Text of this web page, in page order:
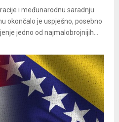
i međunarodnu saradnju
okončalo je uspješno, posebno
jedno od najmalobrojnijih...